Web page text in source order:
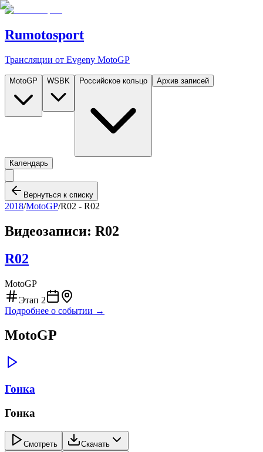
Rumotosport
Трансляции от Evgeny MotoGP
MotoGP WSBK Российское кольцо Архив записей
Календарь
Вернуться к списку
2018/MotoGP/R02 - R02
Видеозаписи: R02
R02
MotoGP
Этап 2
Подробнее о событии →
MotoGP
Гонка
Гонка
Смотреть Скачать